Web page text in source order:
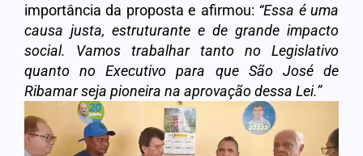
importância da proposta e afirmou: “Essa é uma
causa justa, estruturante e de grande impacto
social. Vamos trabalhar tanto no Legislativo
quanto no Executivo para que São José de
Ribamar seja pioneira na aprovação dessa Lei.”